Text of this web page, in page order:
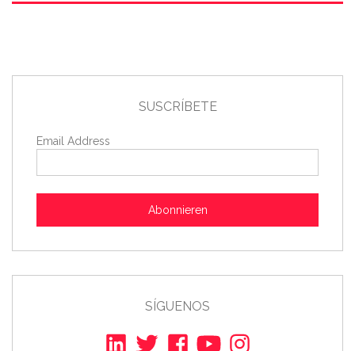
SUSCRÍBETE
Email Address
Abonnieren
SÍGUENOS